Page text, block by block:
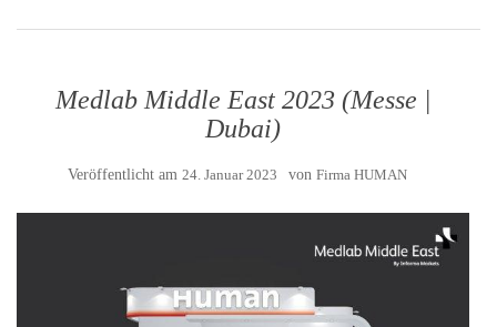
Medlab Middle East 2023 (Messe |
Dubai)
Veröffentlicht am 24. Januar 2023 von Firma HUMAN